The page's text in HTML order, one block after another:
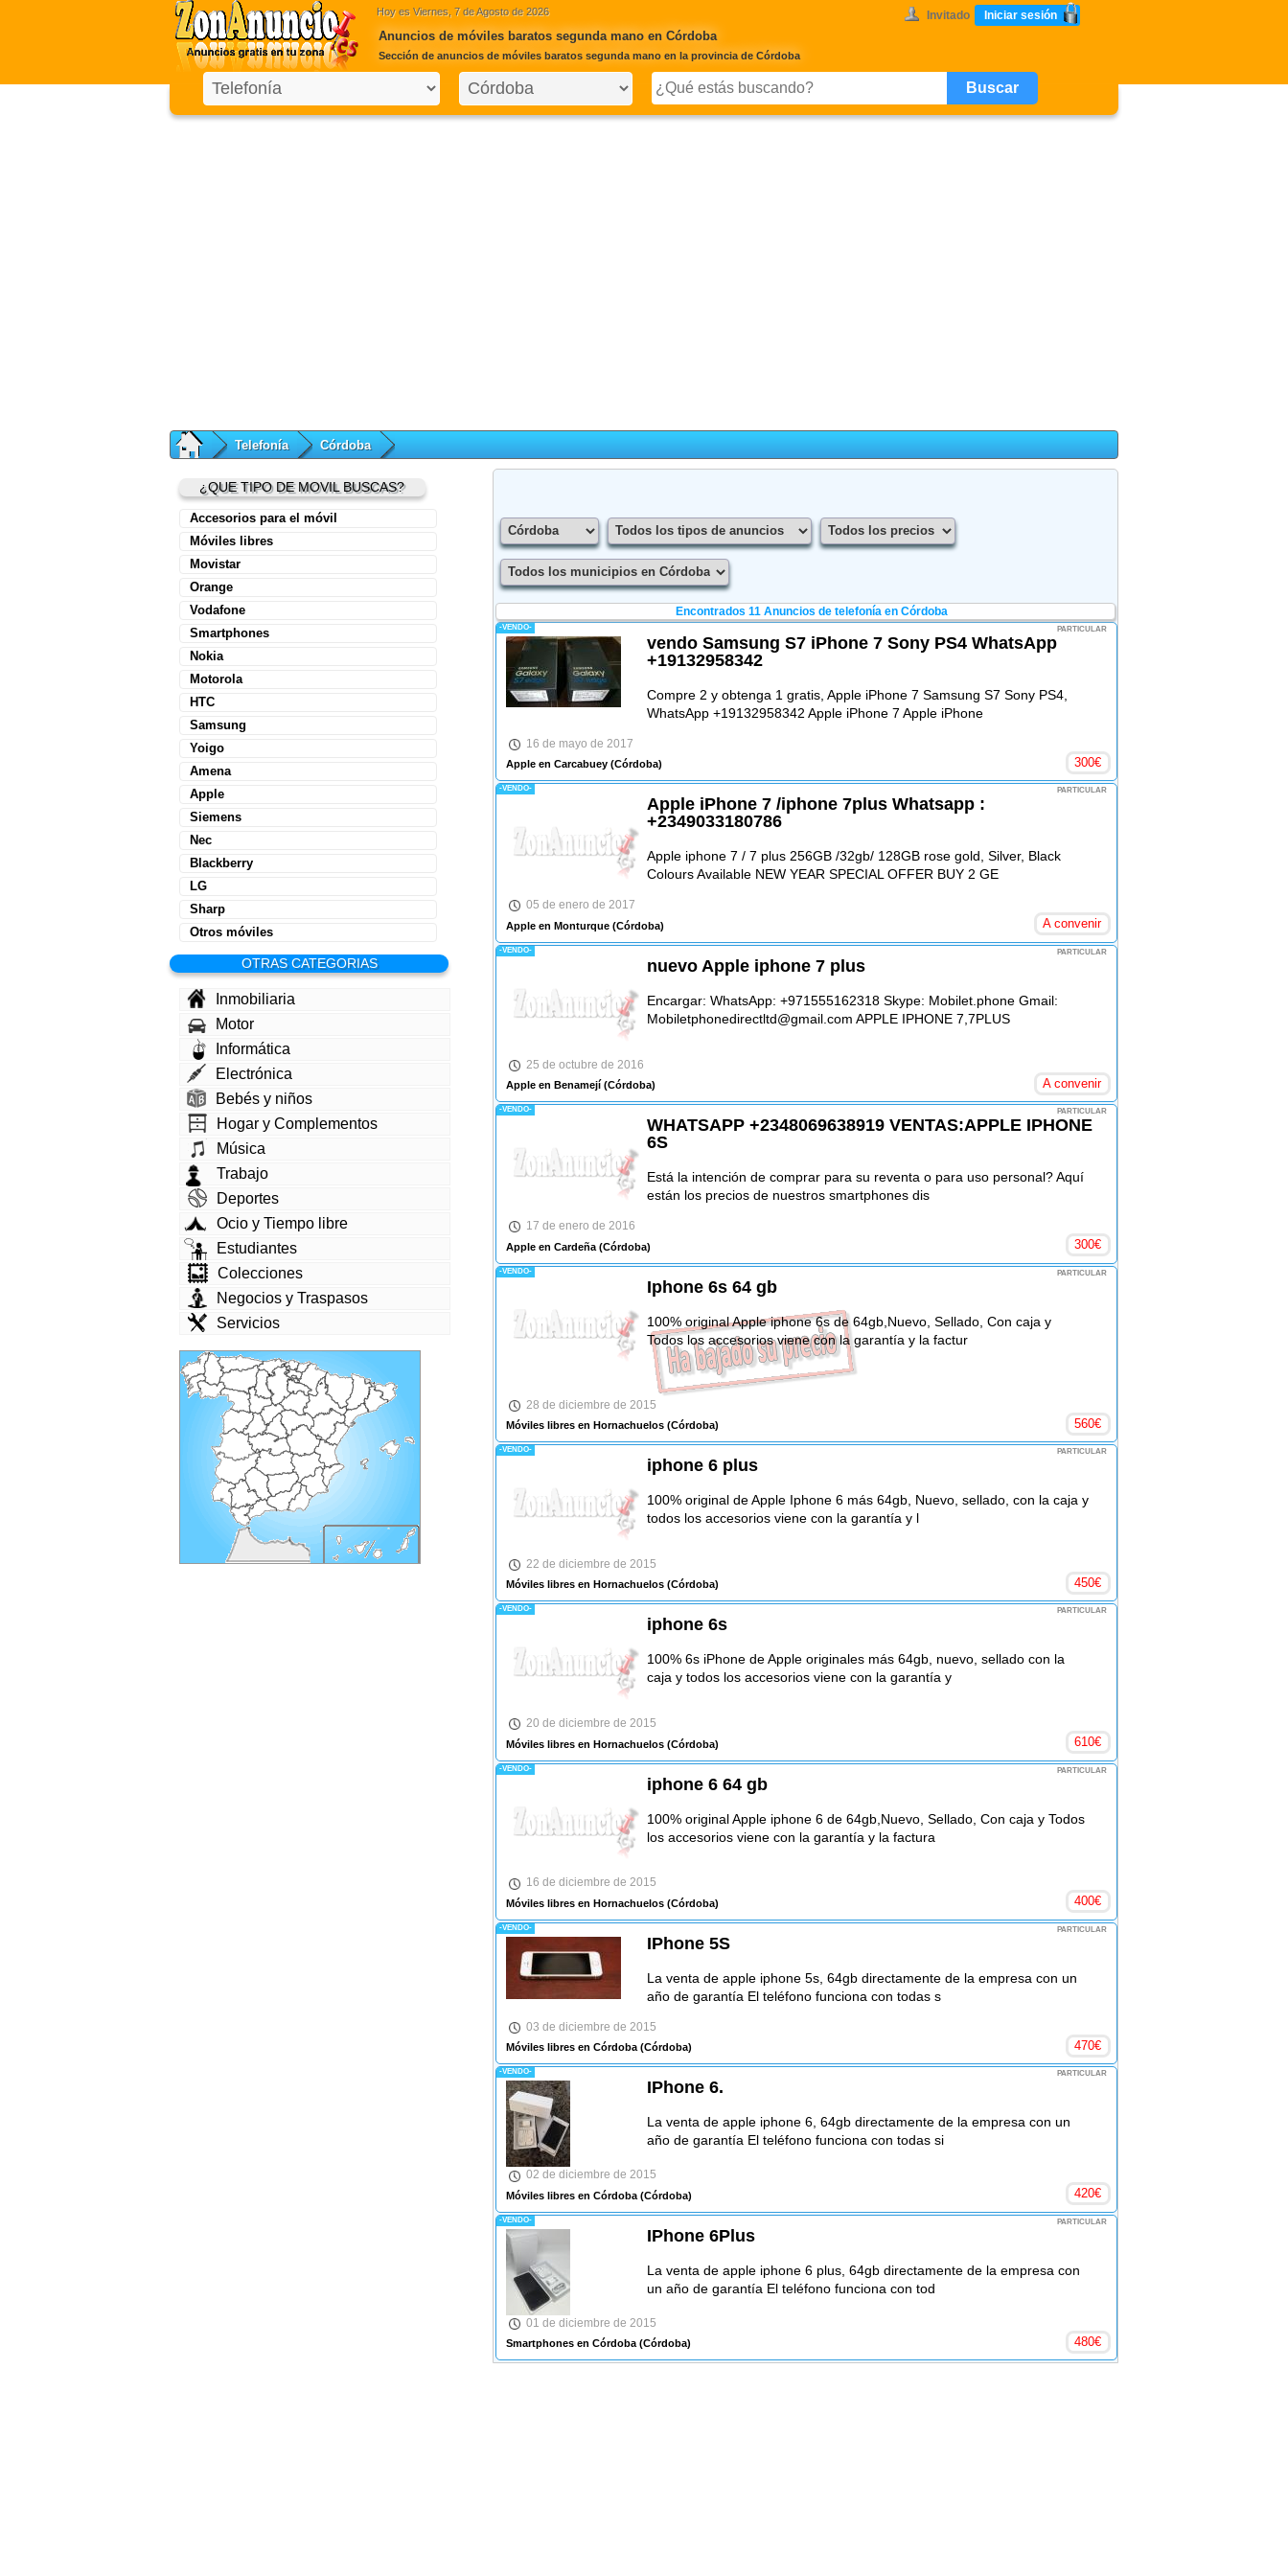
Hoy es Viernes, 7 de Agosto de 2026 Invitado Iniciar sesión
Anuncios de móviles baratos segunda mano en Córdoba
Sección de anuncios de móviles baratos segunda mano en la provincia de Córdoba
Telefonía Córdoba
¿QUE TIPO DE MOVIL BUSCAS?
Accesorios para el móvil
Móviles libres
Movistar
Orange
Vodafone
Smartphones
Nokia
Motorola
HTC
Samsung
Yoigo
Amena
Apple
Siemens
Nec
Blackberry
LG
Sharp
Otros móviles
OTRAS CATEGORIAS
Inmobiliaria
Motor
Informática
Electrónica
Bebés y niños
Hogar y Complementos
Música
Trabajo
Deportes
Ocio y Tiempo libre
Estudiantes
Colecciones
Negocios y Traspasos
Servicios
Encontrados 11 Anuncios de telefonía en Córdoba
-VENDO- PARTICULAR
vendo Samsung S7 iPhone 7 Sony PS4 WhatsApp
+19132958342
Compre 2 y obtenga 1 gratis, Apple iPhone 7 Samsung S7 Sony PS4,
WhatsApp +19132958342 Apple iPhone 7 Apple iPhone
16 de mayo de 2017
Apple en Carcabuey(Córdoba) 300€
-VENDO- PARTICULAR
Apple iPhone 7 /iphone 7plus Whatsapp :
+2349033180786
Apple iphone 7 / 7 plus 256GB /32gb/ 128GB rose gold, Silver, Black
Colours Available NEW YEAR SPECIAL OFFER BUY 2 GE
05 de enero de 2017
Apple en Monturque(Córdoba) A convenir
-VENDO- PARTICULAR
nuevo Apple iphone 7 plus
Encargar: WhatsApp: +971555162318 Skype: Mobilet.phone Gmail:
Mobiletphonedirectltd@gmail.com APPLE IPHONE 7,7PLUS
25 de octubre de 2016
Apple en Benamejí(Córdoba) A convenir
-VENDO- PARTICULAR
WHATSAPP +2348069638919 VENTAS:APPLE IPHONE
6S
Está la intención de comprar para su reventa o para uso personal? Aquí
están los precios de nuestros smartphones dis
17 de enero de 2016
Apple en Cardeña(Córdoba) 300€
-VENDO- PARTICULAR
Iphone 6s 64 gb
100% original Apple iphone 6s de 64gb,Nuevo, Sellado, Con caja y
Todos los accesorios viene con la garantía y la factur
28 de diciembre de 2015
Móviles libres en Hornachuelos(Córdoba) 560€
-VENDO- PARTICULAR
iphone 6 plus
100% original de Apple Iphone 6 más 64gb, Nuevo, sellado, con la caja y
todos los accesorios viene con la garantía y l
22 de diciembre de 2015
Móviles libres en Hornachuelos(Córdoba) 450€
-VENDO- PARTICULAR
iphone 6s
100% 6s iPhone de Apple originales más 64gb, nuevo, sellado con la
caja y todos los accesorios viene con la garantía y
20 de diciembre de 2015
Móviles libres en Hornachuelos(Córdoba) 610€
-VENDO- PARTICULAR
iphone 6 64 gb
100% original Apple iphone 6 de 64gb,Nuevo, Sellado, Con caja y Todos
los accesorios viene con la garantía y la factura
16 de diciembre de 2015
Móviles libres en Hornachuelos(Córdoba) 400€
-VENDO- PARTICULAR
IPhone 5S
La venta de apple iphone 5s, 64gb directamente de la empresa con un
año de garantía El teléfono funciona con todas s
03 de diciembre de 2015
Móviles libres en Córdoba(Córdoba) 470€
-VENDO- PARTICULAR
IPhone 6.
La venta de apple iphone 6, 64gb directamente de la empresa con un
año de garantía El teléfono funciona con todas si
02 de diciembre de 2015
Móviles libres en Córdoba(Córdoba) 420€
-VENDO- PARTICULAR
IPhone 6Plus
La venta de apple iphone 6 plus, 64gb directamente de la empresa con
un año de garantía El teléfono funciona con tod
01 de diciembre de 2015
Smartphones en Córdoba(Córdoba) 480€